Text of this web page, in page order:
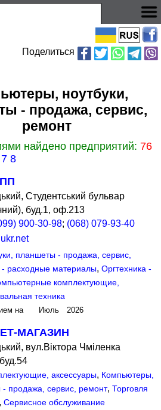
Поделиться
ноутбуки,
- продажа, сервис,
ремонт
найдено предприятий: 76
7 8
Студентський бульвар
буд.1, оф.213
900-30-98; (068) 079-93-40
планшеты - продажа, сервис,
- расходные материалы,Оргтехника -
комплектующие,
техника
на Июль 2026
МАГАЗИН
вул.Віктора Чміленка
аксессуары, Компьютеры,
- продажа, сервис, ремонт,Торговля
,Сервисное обслуживание